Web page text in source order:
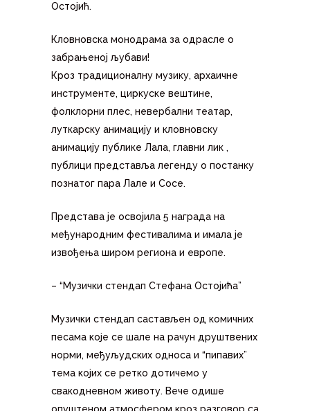
Остојић.
Кловновска монодрама за одрасле о
забрањеној љубави!
Кроз традиционалну музику, архаичне
инструменте, циркуске вештине,
фолклорни плес, невербални театар,
луткарску анимацију и кловновску
анимацију публике Лала, главни лик ,
публици представља легенду о постанку
познатог пара Лале и Сосе.
Представа је освојила 5 награда на
међународним фестивалима и имала је
извођења широм региона и европе.
– “Музички стендап Стефана Остојића”
Музички стендап састављен од комичних
песама које се шале на рачун друштвених
норми, међуљудских односа и “пипавих”
тема којих се ретко дотичемо у
свакодневном животу. Вече одише